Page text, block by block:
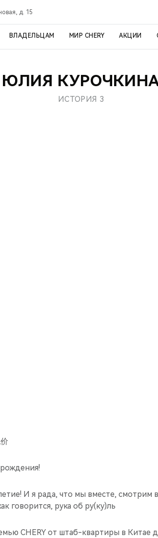
д. 15
ВЛАДЕЛЬЦАМ МИР CHERY АКЦИИ
ЮЛИЯ
ИСТОРИЯ 3
И я рада, что мы вместе, смотрим
говорится, рука об ру(ку)ль
CHERY от штаб-квартиры в Китае